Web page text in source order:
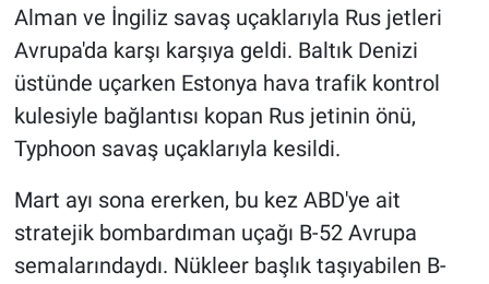
Alman ve İngiliz savaş uçaklarıyla Rus jetleri
Avrupa'da karşı karşıya geldi. Baltık Denizi
üstünde uçarken Estonya hava trafik kontrol
kulesiyle bağlantısı kopan Rus jetinin önü,
Typhoon savaş uçaklarıyla kesildi.
Mart ayı sona ererken, bu kez ABD'ye ait
stratejik bombardıman uçağı B-52 Avrupa
semalarındaydı. Nükleer başlık taşıyabilen B-